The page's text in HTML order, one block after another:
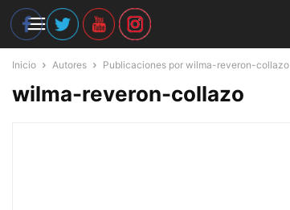
Inicio Autores Publicaciones por wilma-reveron-collazo
wilma-reveron-collazo